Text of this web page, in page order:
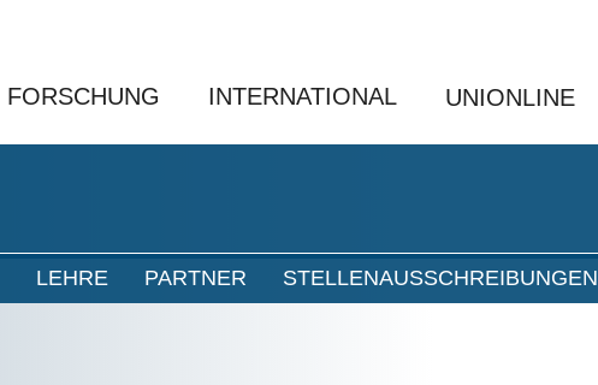
FORSCHUNG INTERNATIONAL UNIONLINE
LEHRE PARTNER STELLENAUSSCHREIBUNGEN